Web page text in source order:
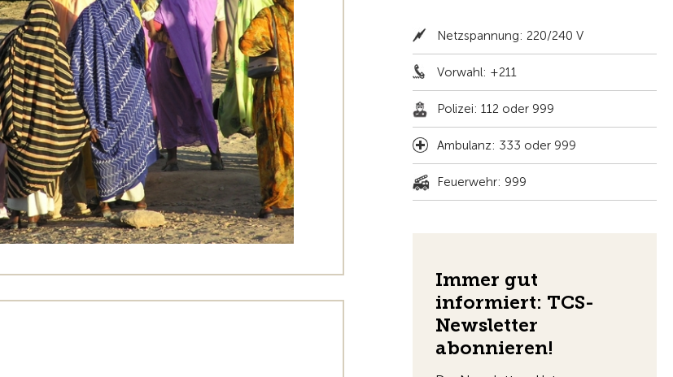
Netzspannung: 220/240 V
Vorwahl: +211
Polizei: 112 oder 999
Ambulanz: 333 oder 999
Feuerwehr: 999